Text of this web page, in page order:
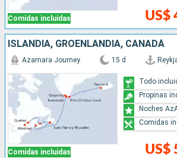
Comidas incluidas US$
ISLANDIA, GROENLANDIA, CANADÁ
Comidas incluidas
Azamara Journey 15 d
US$
Todo
Propinas
Noches
Comidas